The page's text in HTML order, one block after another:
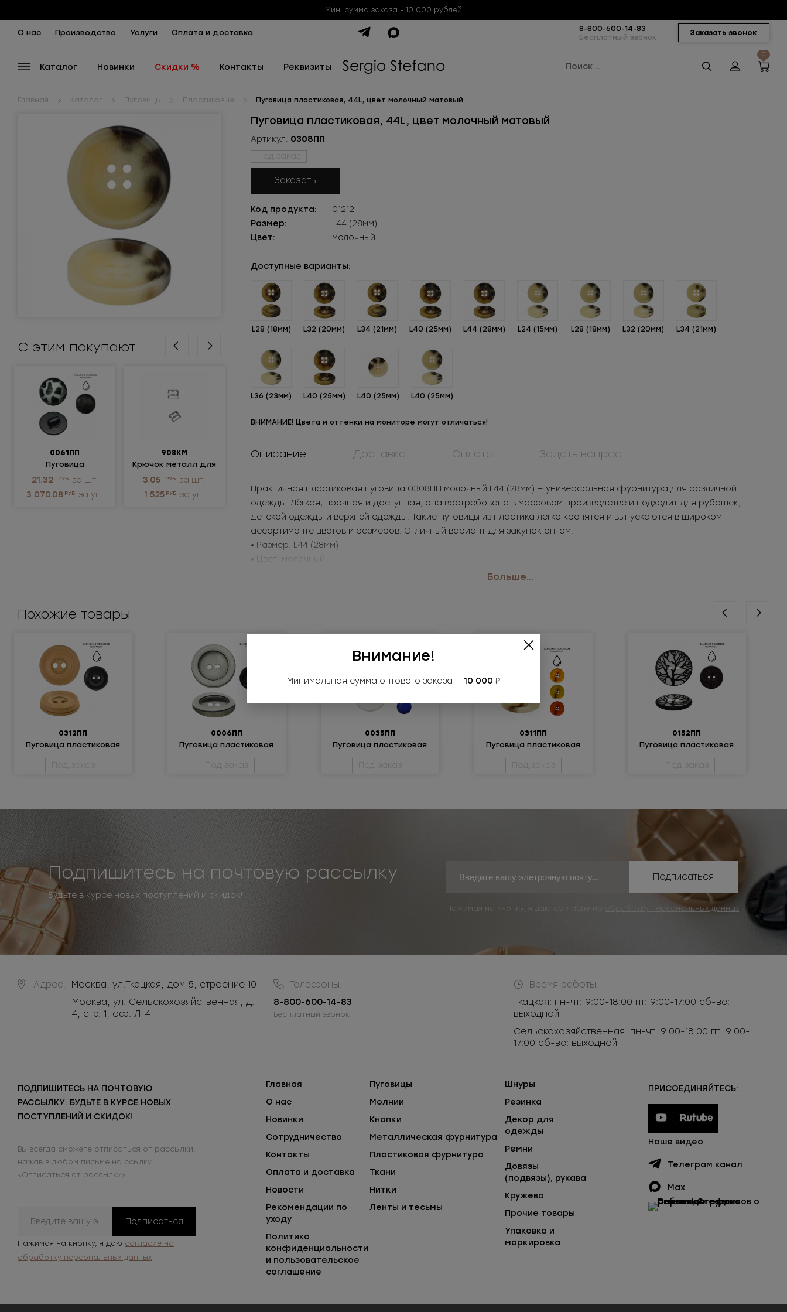
Мин. сумма заказа - 10 000 рублей
О нас Производство Услуги Оплата и доставка Заказать звонок
8-800-600-14-83
Бесплатный звонок
Каталог Новинки Скидки % Контакты Реквизиты
0
Главная Каталог Пуговицы Пластиковые Пуговица пластиковая, 44L, цвет молочный матовый
С этим покупают
0061ПП
Пуговица
пластиковая
21.32 РУБ за шт.
3 070.08 РУБ за уп.
908КМ
Крючок металл для
нижнего белья
3.05 РУБ за шт.
1 525 РУБ за уп.
ММ5Т5180БХ
неразъемная 5Т
2 036.9 РУБ за уп.
0061ПП
3 070.08 РУБ за уп.
908КМ
1 525
РУБ за уп.
ММ5Т5180БХ
неразъемная 5Т
2 036.9 РУБ за уп.
Пуговица пластиковая, 44L, цвет молочный матовый
Артикул: 0308ПП
Под заказ
Заказать
Код продукта:
01212
Размер:
L44 (28мм)
Цвет:
молочный
Доступные варианты:
L28 (18мм) L32 (20мм) L34 (21мм) L40 (25мм) L44 (28мм) L24 (15мм) L28 (18мм) L32 (20мм) L34 (21мм)
L36 (23мм) L40 (25мм) L40 (25мм) L40 (25мм)
ВНИМАНИЕ! Цвета и оттенки на мониторе могут отличаться!
Описание Доставка Оплата Задать вопрос
Практичная пластиковая пуговица 0308ПП молочный L44 (28мм) — универсальная фурнитура для различной
одежды. Лёгкая, прочная и доступная, она востребована в массовом производстве и подходит для рубашек,
детской одежды и верхней одежды. Такие пуговицы из пластика легко крепятся и выпускаются в широком
ассортименте цветов и размеров. Отличный вариант для закупок оптом.
• Размер: L44 (28мм)
• Цвет: молочный
Применение: рубашки, детская одежда, верхняя одеждаБольше...
Похожие товары
0312ПП
Пуговица пластиковая
Под заказ
0006ПП
Пуговица пластиковая
Под заказ
0035ПП
Пуговица пластиковая
Под заказ
0311ПП
Пуговица пластиковая
Под заказ
0152ПП
Пуговица пластиковая
Под заказ
Подпишитесь на почтовую рассылку
Будьте в курсе новых поступлений и скидок!
Подписаться
Нажимая на кнопку, я даю согласие на обработку персональных данных
Адрес: Москва, ул.Ткацкая, дом 5, строение 10
Москва, ул. Сельскохозяйственная, д.
4, стр. 1, оф. Л-4
Телефоны:
8-800-600-14-83
Бесплатный звонок
Время работы:
Ткацкая: пн-чт: 9:00-18:00 пт: 9:00-17:00 сб-вс:
выходной
Сельскохозяйственная: пн-чт: 9:00-18:00 пт: 9:00-
17:00 сб-вс: выходной
ПОДПИШИТЕСЬ НА ПОЧТОВУЮ
РАССЫЛКУ. БУДЬТЕ В КУРСЕ НОВЫХ
ПОСТУПЛЕНИЙ И СКИДОК!
Вы всегда сможете отписаться от рассылки,
нажав в любом письме на ссылку
«Отписаться от рассылки»
Подписаться
Нажимая на кнопку, я даю согласие на
обработку персональных данных
Главная
О нас
Новинки
Сотрудничество
Контакты
Оплата и доставка
Новости
Рекомендации по
уходу
Политика
конфиденциальности
и пользовательское
соглашение
Пуговицы
Молнии
Кнопки
Металлическая фурнитура
Пластиковая фурнитура
Ткани
Нитки
Ленты и тесьмы
Шнуры
Резинка
Декор для
одежды
Ремни
Довязы
(подвязы), рукава
Кружево
Прочие товары
Упаковка и
маркировка
ПРИСОЕДИНЯЙТЕСЬ:
Наше видео
Телеграм канал
Max
Внимание!
Минимальная сумма оптового заказа — 10 000 ₽